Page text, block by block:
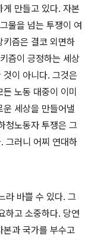
게 만들고 있다. 자본
물을 넘는 투쟁이 여
키즘은 결코 외면하
즘이 긍정하는 세상
것이 아니다. 그것은
노동 대중이 이미
세상을 만들어낼
청노동자 투쟁은 그
. 그러니 어찌 연대하
라 바쁠 수 있다. 그
하고 소중하다. 당연
본과 국가를 부수고